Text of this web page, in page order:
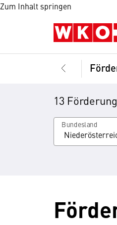
Zum Inhalt springen
13
Bundesland